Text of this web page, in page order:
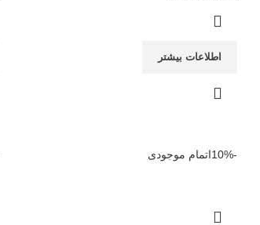
اطلاعات بیشتر
-10% اتمام موجودی